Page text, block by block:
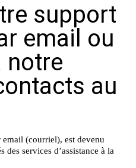
support
email ou
notre
au
email (courriel), est devenu
des services d’assistance à la